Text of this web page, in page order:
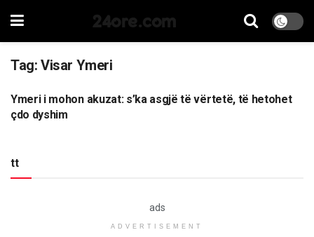
24ore.com
Tag: Visar Ymeri
LAJME
Ymeri i mohon akuzat: s’ka asgjë të vërtetë, të hetohet
çdo dyshim
tt
ads
ADVERTISEMENT